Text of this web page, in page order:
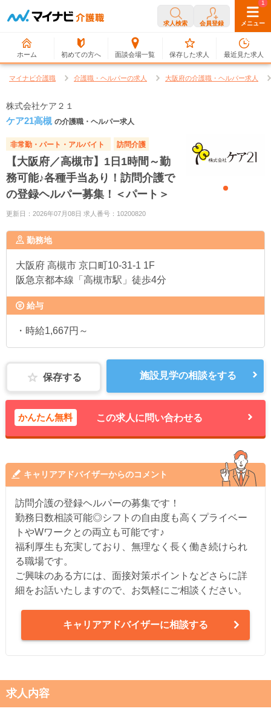
求人検索 会員登録 メニュー
ホーム 初めての方へ 面談会場一覧
0
保存した求人
1
最近見た求人
マイナビ介護職 介護職・ヘルパーの求人 大阪府の介護職・ヘルパー求人
株式会社ケア２１
ケア21高槻 の介護職・ヘルパー求人
非常勤・パート・アルバイト 訪問介護
【大阪府／高槻市】1日1時間～勤
務可能♪各種手当あり！訪問介護で
の登録ヘルパー募集！＜パート＞
更新日：2026年07月08日 求人番号：10200820
勤務地
大阪府 高槻市 京口町10-31-1 1F
阪急京都本線「高槻市駅」徒歩4分
給与
・時給1,667円～
保存する 施設見学の相談をする
かんたん無料 この求人に問い合わせる
キャリアアドバイザーからのコメント
訪問介護の登録ヘルパーの募集です！
勤務日数相談可能◎シフトの自由度も高くプライベー
トやWワークとの両立も可能です♪
福利厚生も充実しており、無理なく長く働き続けられ
る職場です。
ご興味のある方には、面接対策ポイントなどさらに詳
細をお話いたしますので、お気軽にご相談ください。
キャリアアドバイザーに相談する
求人内容